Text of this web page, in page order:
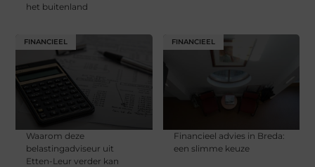
het buitenland
FINANCIEEL
Waarom deze
belastingadviseur uit
Etten-Leur verder kan
FINANCIEEL
Financieel advies in Breda:
een slimme keuze